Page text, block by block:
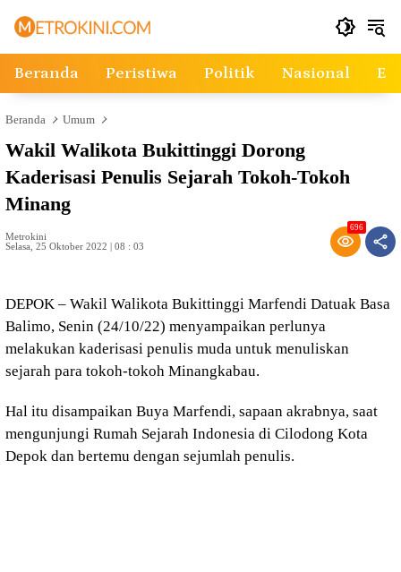
Beranda Peristiwa Politik Nasional
Beranda Umum
Wakil Walikota Bukittinggi Dorong
Kaderisasi Penulis Sejarah Tokoh-Tokoh
Minang
Metrokini
Selasa, 25 Oktober 2022 | 08 : 03
696
DEPOK – Wakil Walikota Bukittinggi Marfendi Datuak Basa
Balimo, Senin (24/10/22) menyampaikan perlunya
melakukan kaderisasi penulis muda untuk menuliskan
sejarah para tokoh-tokoh Minangkabau.
Hal itu disampaikan Buya Marfendi, sapaan akrabnya, saat
mengunjungi Rumah Sejarah Indonesia di Cilodong Kota
Depok dan bertemu dengan sejumlah penulis.